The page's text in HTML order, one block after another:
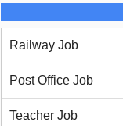
Railway Job
Post Office Job
Teacher Job